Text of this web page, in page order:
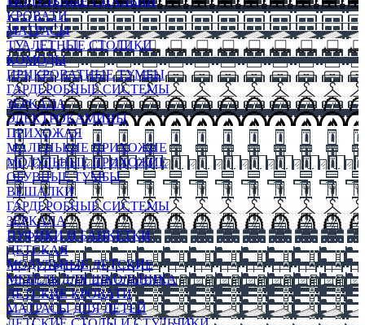
КРОВАТИ
МАТРАСЫ
ТУАЛЕТНЫЕ СТОЛИКИ
КОМОДЫ
ПРИКРОВАТНЫЕ ТУМБЫ
ГАРДЕРОБНЫЕ СИСТЕМЫ
ЗЕРКАЛА
ЭЛЕКТРОКАМИНЫ
ПРИХОЖАЯ
МАЛЕНЬКИЕ ПРИХОЖИЕ
МОДУЛЬНЫЕ ПРИХОЖИЕ
ОБУВНЫЕ ТУМБЫ
ВЕШАЛКИ
ГАРДЕРОБНЫЕ СИСТЕМЫ
ЗЕРКАЛА
ПУФИКИ И БАНКЕТКИ
ДЕТСКАЯ
МОДУЛЬНЫЕ ДЕТСКИЕ
МЕБЕЛЬ ДЛЯ ШКОЛЬНИКА
ДЕТСКИЕ КРОВАТИ
МАТРАСЫ ДЛЯ ДЕТЕЙ